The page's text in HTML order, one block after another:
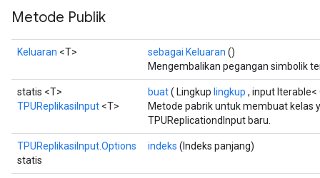
Metode Publik
Keluaran <T> sebagai Keluaran ()
Mengembalikan pegangan simbolik
statis <T>
TPUReplikasiInput <T>
buat( Lingkup lingkup , input Iterable<
Metode pabrik untuk membuat kelas
TPUReplicationdInput baru.
TPUReplikasiInput.Options
statis
indeks (Indeks panjang)